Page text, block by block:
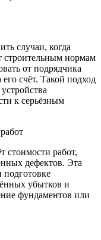
случаи, когда
строительным нормам
от подрядчика
счёт. Такой подход
к серьёзным
стоимости работ,
дефектов. Эта
убытков и
фундаментов или